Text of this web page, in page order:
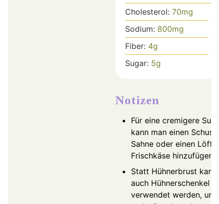
Cholesterol: 70mg
Sodium: 800mg
Fiber: 4g
Sugar: 5g
Notizen
Für eine cremigere
kann man einen Schuss
Sahne oder einen Löffel
Frischkäse hinzufügen.
Statt Hühnerbrust kann
auch Hühnerschenkel
verwendet werden, um